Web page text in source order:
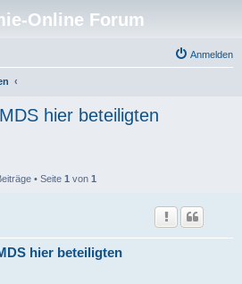
Online Forum
Anmelden
hier beteiligten
• Seite 1 von 1
hier beteiligten